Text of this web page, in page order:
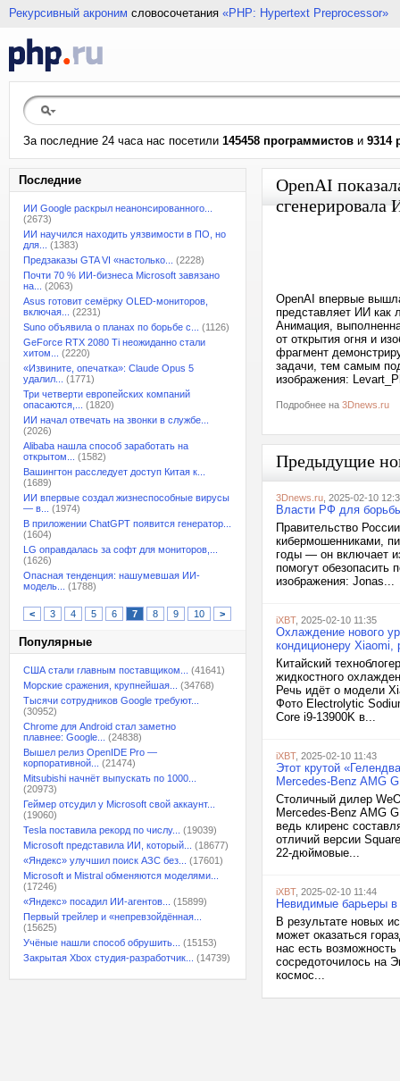
Рекурсивный акроним словосочетания «PHP: Hypertext Preprocessor»
За последние 24 часа нас посетили 145458 программистов и 9314
Последние
ИИ Google раскрыл неанонсированного...
(2673)
ИИ научился находить уязвимости в ПО, но
для...
(1383)
Предзаказы GTA VI «настолько...
(2228)
Почти 70 % ИИ-бизнеса Microsoft завязано
на...
(2063)
Asus готовит семёрку OLED-мониторов,
включая...
(2231)
Suno объявила о планах по борьбе с...
(1126)
GeForce RTX 2080 Ti неожиданно стали
хитом...
(2220)
«Извините, опечатка»: Claude Opus 5
удалил...
(1771)
Три четверти европейских компаний
опасаются,...
(1820)
ИИ начал отвечать на звонки в службе...
(2026)
Alibaba нашла способ заработать на
открытом...
(1582)
Вашингтон расследует доступ Китая к...
(1689)
ИИ впервые создал жизнеспособные вирусы
— в...
(1974)
В приложении ChatGPT появится генератор...
(1604)
LG оправдалась за софт для мониторов,...
(1626)
Опасная тенденция: нашумевшая ИИ-
модель...
(1788)
< 3 4 5 6 7 8 9 10 >
Популярные
США стали главным поставщиком...
(41641)
Морские сражения, крупнейшая...
(34768)
Тысячи сотрудников Google требуют...
(30952)
Chrome для Android стал заметно
плавнее: Google...
(24838)
Вышел релиз OpenIDE Pro —
корпоративной...
(21474)
Mitsubishi начнёт выпускать по 1000...
(20973)
Геймер отсудил у Microsoft свой аккаунт...
(19060)
Tesla поставила рекорд по числу...
(19039)
Microsoft представила ИИ, который...
(18677)
«Яндекс» улучшил поиск АЗС без...
(17601)
Microsoft и Mistral обменяются моделями...
(17246)
«Яндекс» посадил ИИ-агентов...
(15899)
Первый трейлер и «непревзойдённая...
(15625)
Учёные нашли способ обрушить...
(15153)
Закрытая Xbox студия-разработчик...
(14739)
OpenAI
сгенерировала
OpenAI впервые
представляет ИИ как
Анимация,
от открытия огня и
фрагмент
задачи, тем самым
изображения:
Подробнее на 3Dnews.ru
Предыдущие
3Dnews.ru , 2025-02-10
Власти РФ для
Правительство
кибермошенниками,
годы — он включает
помогут обезопасить
изображения: Jonas...
iXBT, 2025-02-10 11:35
Охлаждение нового
кондиционеру
Китайский
жидкостного
Речь идёт о модели
Фото Electrolytic
Core i9-13900K в...
iXBT, 2025-02-10 11:43
Этот крутой
Mercedes-Benz AMG
Столичный дилер
Mercedes-Benz AMG
ведь клиренс
отличий версии
22-дюймовые...
iXBT, 2025-02-10 11:44
Невидимые барьеры в
В результате новых
может оказаться
нас есть
сосредоточилось на
космос...